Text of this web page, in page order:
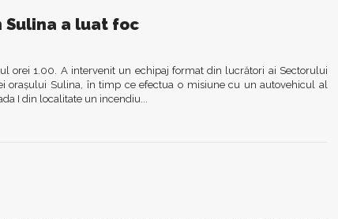
Sulina a luat foc
orei 1.00. A intervenit un echipaj format din lucrători ai Sectorului
oraşului Sulina, în timp ce efectua o misiune cu un autovehicul al
I din localitate un incendiu...